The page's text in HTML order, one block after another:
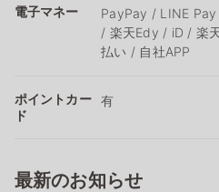
電子マネー
PayPay / LINE
/ 楽天Edy / iD / 楽
払い / 自社APP
ポイントカー
ド
有
最新のお知らせ